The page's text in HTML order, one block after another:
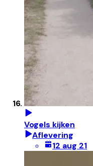
Vogels kijken
Aflevering
12 aug 21